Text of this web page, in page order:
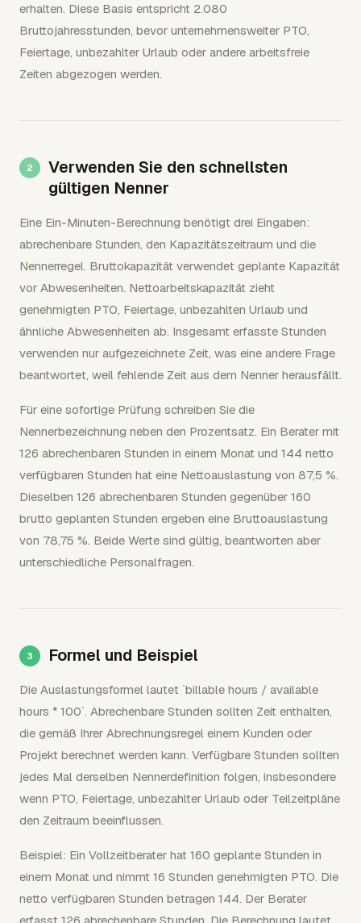
erhalten. Diese Basis entspricht 2.080
Bruttojahresstunden, bevor unternehmensweiter PTO,
Feiertage, unbezahlter Urlaub oder andere arbeitsfreie
Zeiten abgezogen werden.
Verwenden Sie den schnellsten
gültigen Nenner
Eine Ein-Minuten-Berechnung benötigt drei Eingaben:
abrechenbare Stunden, den Kapazitätszeitraum und die
Nennerregel. Bruttokapazität verwendet geplante Kapazität
vor Abwesenheiten. Nettoarbeitskapazität zieht
genehmigten PTO, Feiertage, unbezahlten Urlaub und
ähnliche Abwesenheiten ab. Insgesamt erfasste Stunden
verwenden nur aufgezeichnete Zeit, was eine andere Frage
beantwortet, weil fehlende Zeit aus dem Nenner herausfällt.
Für eine sofortige Prüfung schreiben Sie die
Nennerbezeichnung neben den Prozentsatz. Ein Berater mit
126 abrechenbaren Stunden in einem Monat und 144 netto
verfügbaren Stunden hat eine Nettoauslastung von 87,5 %.
Dieselben 126 abrechenbaren Stunden gegenüber 160
brutto geplanten Stunden ergeben eine Bruttoauslastung
von 78,75 %. Beide Werte sind gültig, beantworten aber
unterschiedliche Personalfragen.
Formel und Beispiel
Die Auslastungsformel lautet `billable hours / available
hours * 100`. Abrechenbare Stunden sollten Zeit enthalten,
die gemäß Ihrer Abrechnungsregel einem Kunden oder
Projekt berechnet werden kann. Verfügbare Stunden sollten
jedes Mal derselben Nennerdefinition folgen, insbesondere
wenn PTO, Feiertage, unbezahlter Urlaub oder Teilzeitpläne
den Zeitraum beeinflussen.
Beispiel: Ein Vollzeitberater hat 160 geplante Stunden in
einem Monat und nimmt 16 Stunden genehmigten PTO. Die
netto verfügbaren Stunden betragen 144. Der Berater